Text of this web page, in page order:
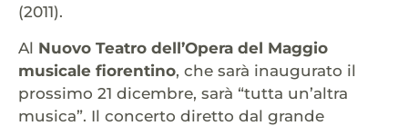
(2011).
Al Nuovo Teatro dell’Opera del Maggio
musicale fiorentino, che sarà inaugurato il
prossimo 21 dicembre, sarà “tutta un’altra
musica”. Il concerto diretto dal grande